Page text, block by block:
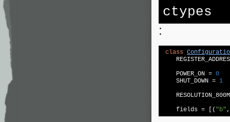
ctypes
:
class
    POWER_ON =
0
    SHUT_DOWN =
1
    fields = [(
"b"